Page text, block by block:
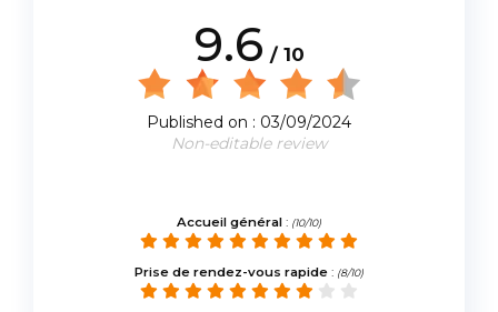
9.6 / 10
Published on : 03/09/2024
Non-editable review
Accueil général : (10/10)
Prise de rendez-vous rapide : (8/10)